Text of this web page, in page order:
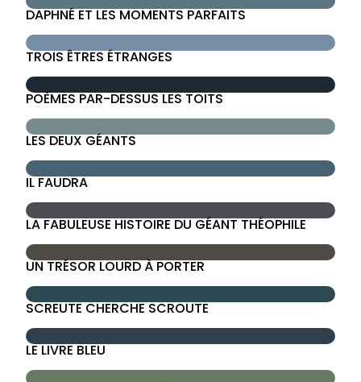
DAPHNÉ ET LES MOMENTS PARFAITS
TROIS ÊTRES ÉTRANGES
POÈMES PAR-DESSUS LES TOITS
LES DEUX GÉANTS
IL FAUDRA
LA FABULEUSE HISTOIRE DU GÉANT THÉOPHILE
UN TRÉSOR LOURD À PORTER
SCREUTE CHERCHE SCROUTE
LE LIVRE BLEU